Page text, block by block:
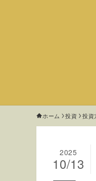
ホーム 投資 投資
2025
10/13